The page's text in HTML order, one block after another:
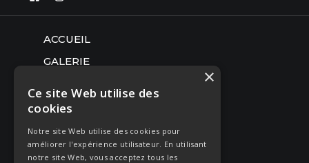
ACCUEIL
GALERIE
MARIAGE
BOUDOIR GLAMOUR
CORPORATE
Ce site Web utilise des
cookies
Notre site Web utilise des cookies pour
améliorer l'expérience utilisateur. En utilisant
notre site Web, vous acceptez tous les
×